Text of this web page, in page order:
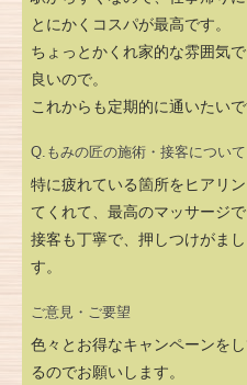
とにかくコスパが最高です。
ちょっとかくれ家的な雰囲気
良いので。
これからも定期的に通いたいで
Q.もみの匠の施術・接客につい
特に疲れている箇所をヒアリ
てくれて、最高のマッサージで
接客も丁寧で、押しつけがま
す。
ご意見・ご要望
色々とお得なキャンペーンを
るのでお願いします。